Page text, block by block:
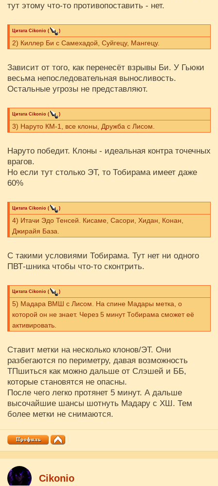
тут этому что-то противопоставить - нет.
Цитата Cikоnio ( )
2) Киллер Би с Самехадой, Суйгецу, Мангецу.
Зависит от того, как перенесёт взрывы Би. У Гьюки
весьма непоследовательная выносливость.
Остальные угрозы не представляют.
Цитата Cikоnio ( )
3) Наруто КМ-1, все клоны, Дружба с Лисом.
Наруто победит. Клоны - идеальная контра точечных
врагов.
Но если тут столько ЭТ, то Тобирама имеет даже
60%
Цитата Cikоnio ( )
4) Итачи Эдо Тенсей. Кисаме, Сасори, Хидан, Конан,
Джирайя База.
С такими условиями Тобирама. Тут нет ни одного
ПВТ-шника чтобы что-то сконтрить.
Цитата Cikоnio ( )
5) Мадара ВМШ с Лисом. На спине Мадары метка, о
которой он не знает. Через 5 минут Тобирама сможет её
активировать.
Ставит метки на несколько клонов/ЭТ. Они
разбегаются по периметру, давая возможность
ТПшиться как можно дальше от Слэшей и ББ,
которые становятся не опасны.
После чего легко протянет 5 минут. А дальше
высочайшие шансы шотнуть Мадару с ХШ. Тем
более метки не снимаются.
Cikоnio